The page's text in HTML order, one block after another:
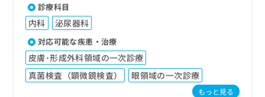
診療科目
内科 泌尿器科
対応可能な疾患・治療
皮膚･形成外科領域の一次診療
真菌検査（顕微鏡検査）
眼領域の一次診療
もっと見る